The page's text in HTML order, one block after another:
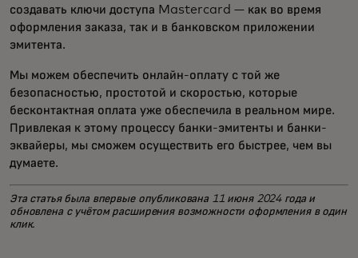
создавать ключи доступа Mastercard — как во время
оформления заказа, так и в банковском приложении
эмитента.
Мы можем обеспечить онлайн-оплату с той же
безопасностью, простотой и скоростью, которые
бесконтактная оплата уже обеспечила в реальном мире.
Привлекая к этому процессу банки-эмитенты и банки-
эквайеры, мы сможем осуществить его быстрее, чем вы
думаете.
Эта статья была впервые опубликована 11 июня 2024 года и
обновлена с учётом расширения возможности оформления в один
клик.